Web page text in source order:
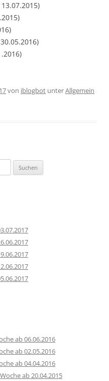
von iblogbot unterAllgemein
ab 06.06.2016
ab 02.05.2016
ab 04.04.2016
ab 20.04.2015